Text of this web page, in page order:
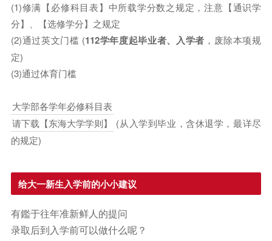
(1)修满【必修科目表】中所载学分数之规定，注意【通识学
分】、【选修学分】之规定
(2)通过英文门槛 (112学年度起毕业者、入学者 ，废除本项规
定)
(3)通过体育门槛
大学部各学年必修科目表
请下载【东海大学学则】
(从入学到毕业，含休退学，最详尽
的规定)
给大一新生入学前的小小建议
有鑑于往年准新鲜人的提问
录取后到入学前可以做什么呢？